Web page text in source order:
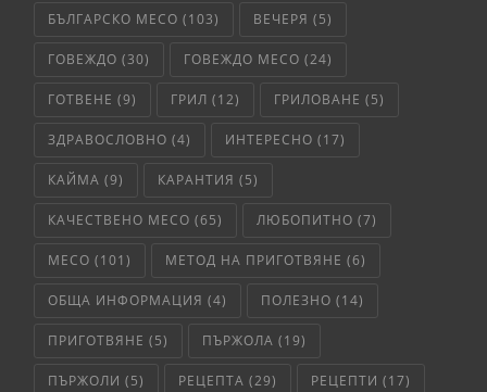
БЪЛГАРСКО МЕСО (103) ВЕЧЕРЯ (5)
ГОВЕЖДО (30) ГОВЕЖДО МЕСО (24)
ГОТВЕНЕ (9) ГРИЛ (12) ГРИЛОВАНЕ (5)
ЗДРАВОСЛОВНО (4) ИНТЕРЕСНО (17)
КАЙМА (9) КАРАНТИЯ (5)
КАЧЕСТВЕНО МЕСО (65) ЛЮБОПИТНО (7)
МЕСО (101) МЕТОД НА ПРИГОТВЯНЕ (6)
ОБЩА ИНФОРМАЦИЯ (4) ПОЛЕЗНО (14)
ПРИГОТВЯНЕ (5) ПЪРЖОЛА (19)
ПЪРЖОЛИ (5) РЕЦЕПТА (29) РЕЦЕПТИ (17)